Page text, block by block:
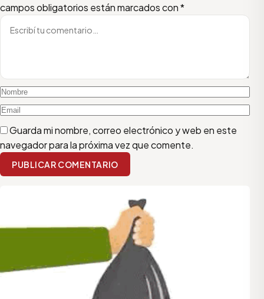
campos obligatorios están marcados con*
Guarda mi nombre, correo electrónico y web en este
navegador para la próxima vez que comente.
PUBLICAR COMENTARIO